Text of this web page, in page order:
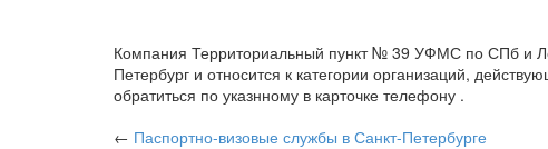
Компания Территориальный пункт № 39 УФМС по СПб и
Петербург и относится к категории организаций,
обратиться по указнному в карточке телефону .
← Паспортно-визовые службы в Санкт-Петербурге